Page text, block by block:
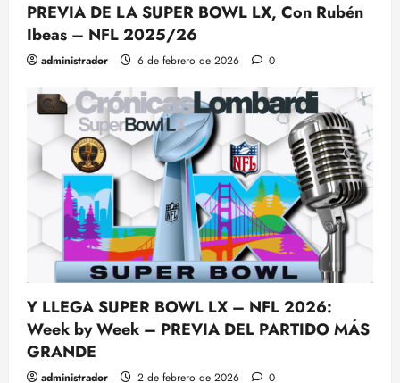
PREVIA DE LA SUPER BOWL LX, Con Rubén
Ibeas – NFL 2025/26
administrador 6 de febrero de 2026 0
Y LLEGA SUPER BOWL LX – NFL 2026:
Week by Week – PREVIA DEL PARTIDO MÁS
GRANDE
administrador 2 de febrero de 2026 0